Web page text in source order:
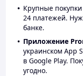
Крупные
24 платежей.
банке.
Приложение
украинском App
в Google Play.
угодно.